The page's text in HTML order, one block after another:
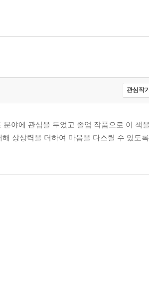
관심작
야에 관심을 두었고 졸업 작품으로 이 책
상상력을 더하여 마음을 다스릴 수 있도